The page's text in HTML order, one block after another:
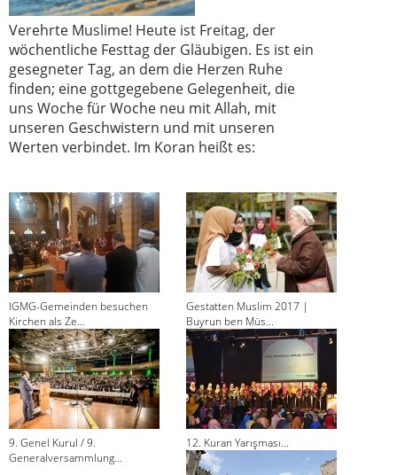
Verehrte Muslime! Heute ist Freitag, der
wöchentliche Festtag der Gläubigen. Es ist ein
gesegneter Tag, an dem die Herzen Ruhe
finden; eine gottgegebene Gelegenheit, die
uns Woche für Woche neu mit Allah, mit
unseren Geschwistern und mit unseren
Werten verbindet. Im Koran heißt es:
IGMG-Gemeinden besuchen
Kirchen als Ze...
Gestatten Muslim 2017 |
Buyrun ben Müs...
9. Genel Kurul / 9.
Generalversammlung...
12. Kuran Yarışması...